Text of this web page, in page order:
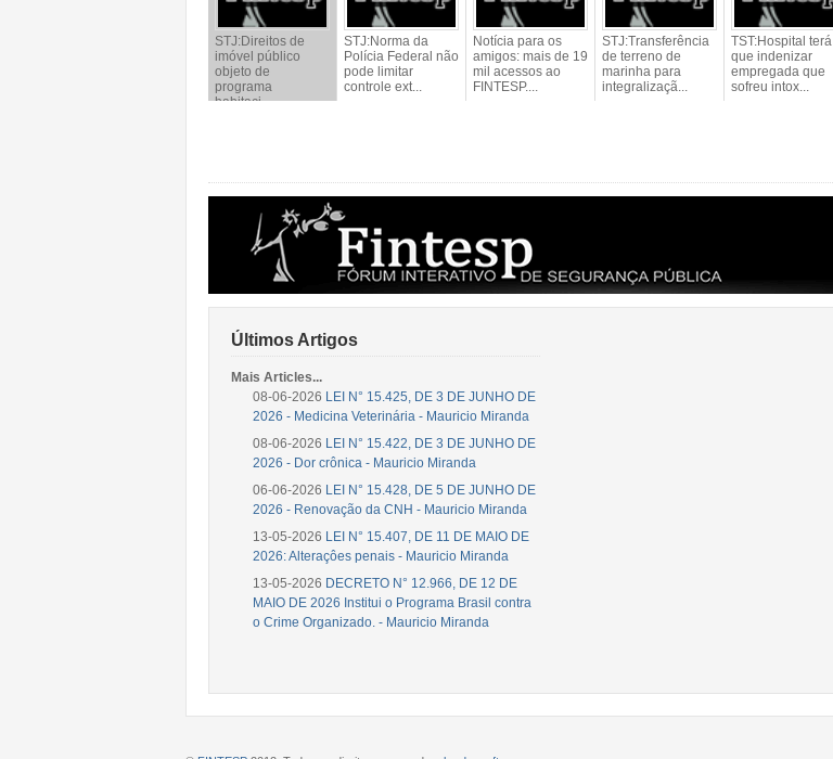
STJ:Direitos de
imóvel público
objeto de
programa
habitaci...
STJ:Norma da
Polícia Federal não
pode limitar
controle ext...
Notícia para os
amigos: mais de 19
mil acessos ao
FINTESP....
STJ:Transferência
de terreno de
marinha para
integralizaçã...
TST:Hospital terá
que indenizar
empregada que
sofreu intox...
Últimos Artigos
Mais Articles...
08-06-2026 LEI N° 15.425, DE 3 DE JUNHO DE
2026 - Medicina Veterinária - Mauricio Miranda
08-06-2026 LEI N° 15.422, DE 3 DE JUNHO DE
2026 - Dor crônica - Mauricio Miranda
06-06-2026 LEI N° 15.428, DE 5 DE JUNHO DE
2026 - Renovação da CNH - Mauricio Miranda
13-05-2026 LEI N° 15.407, DE 11 DE MAIO DE
2026: Alteraçôes penais - Mauricio Miranda
13-05-2026 DECRETO N° 12.966, DE 12 DE
MAIO DE 2026 Institui o Programa Brasil contra
o Crime Organizado. - Mauricio Miranda